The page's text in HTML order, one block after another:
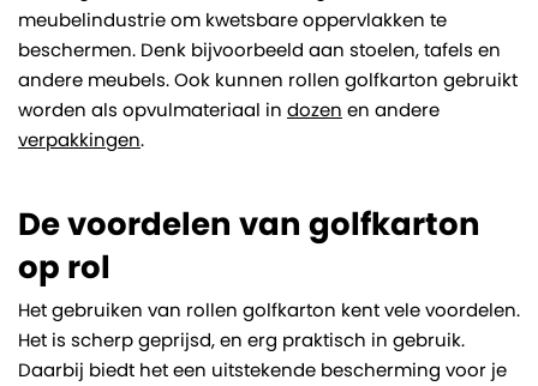
meubelindustrie om kwetsbare oppervlakken te
beschermen. Denk bijvoorbeeld aan stoelen, tafels en
andere meubels. Ook kunnen rollen golfkarton gebruikt
worden als opvulmateriaal in dozen en andere
verpakkingen.
De voordelen van golfkarton
op rol
Het gebruiken van rollen golfkarton kent vele voordelen.
Het is scherp geprijsd, en erg praktisch in gebruik.
Daarbij biedt het een uitstekende bescherming voor je